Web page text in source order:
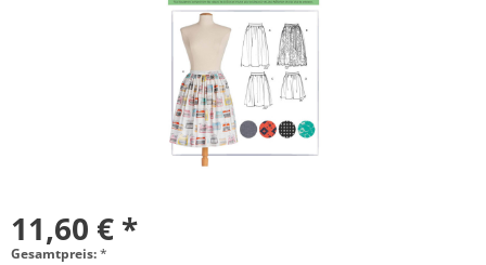
11,60 € *
Gesamtpreis:*